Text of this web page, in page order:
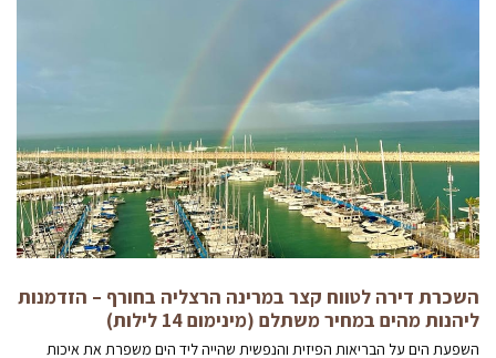
השכרת דירה לטווח קצר במרינה הרצליה בחורף – הזדמנות
ליהנות מהים במחיר משתלם (מינימום 14 לילות)
השפעת הים על הבריאות הפיזית והנפשית שהייה ליד הים משפרת את איכות